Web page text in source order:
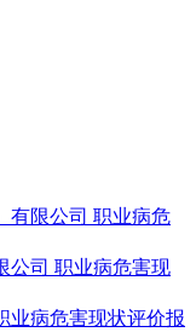
有限公司 职业病危
公司 职业病危害现
业病危害现状评价报